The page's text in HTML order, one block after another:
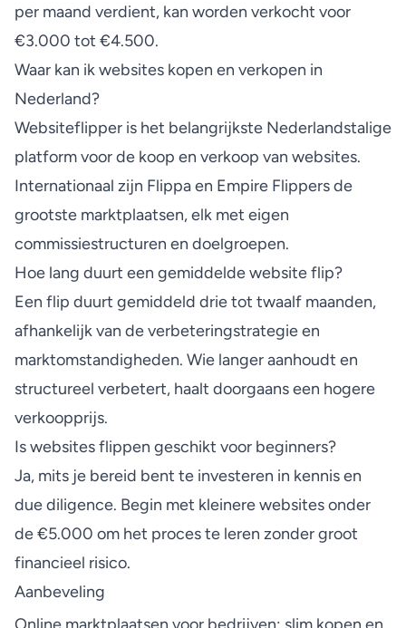
per maand verdient, kan worden verkocht voor
€3.000 tot €4.500.
Waar kan ik websites kopen en verkopen in
Nederland?
Websiteflipper is het belangrijkste Nederlandstalige
platform voor de koop en verkoop van websites.
Internationaal zijn Flippa en Empire Flippers de
grootste marktplaatsen, elk met eigen
commissiestructuren en doelgroepen.
Hoe lang duurt een gemiddelde website flip?
Een flip duurt gemiddeld drie tot twaalf maanden,
afhankelijk van de verbeteringstrategie en
marktomstandigheden. Wie langer aanhoudt en
structureel verbetert, haalt doorgaans een hogere
verkoopprijs.
Is websites flippen geschikt voor beginners?
Ja, mits je bereid bent te investeren in kennis en
due diligence. Begin met kleinere websites onder
de €5.000 om het proces te leren zonder groot
financieel risico.
Aanbeveling
Online marktplaatsen voor bedrijven: slim kopen en